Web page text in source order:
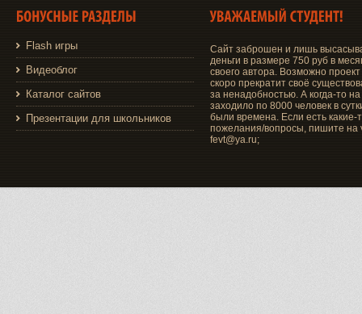
Flash игры
Видеоблог
Каталог сайтов
Презентации для школьников
Сайт заброшен и лишь
деньги в размере 750 руб в
своего автора. Возможно проект
скоро прекратит своё
за ненадобностью. А когда-то на
заходило по 8000 человек в
были времена. Если есть какие-
пожелания/вопросы, пишите на
fevt@ya.ru;